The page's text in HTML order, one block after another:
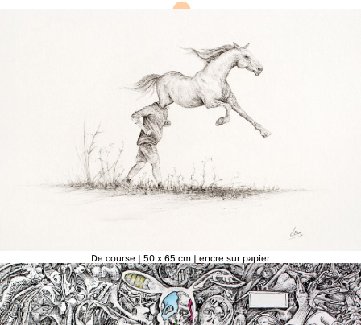
De course | 50 x 65 cm | encre sur papier